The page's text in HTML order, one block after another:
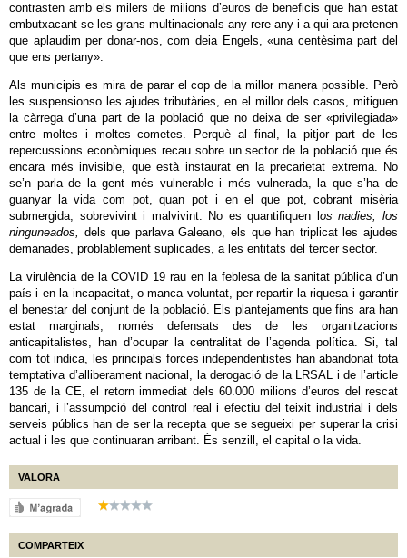
contrasten amb els milers de milions d’euros de beneficis que han estat
embutxacant-se les grans multinacionals any rere any i a qui ara pretenen
que aplaudim per donar-nos, com deia Engels, «una centèsima part del
que ens pertany».
Als municipis es mira de parar el cop de la millor manera possible. Però
les suspensionso les ajudes tributàries, en el millor dels casos, mitiguen
la càrrega d’una part de la població que no deixa de ser «privilegiada»
entre moltes i moltes cometes. Perquè al final, la pitjor part de les
repercussions econòmiques recau sobre un sector de la població que és
encara més invisible, que està instaurat en la precarietat extrema. No
se’n parla de la gent més vulnerable i més vulnerada, la que s’ha de
guanyar la vida com pot, quan pot i en el que pot, cobrant misèria
submergida, sobrevivint i malvivint. No es quantifiquen l os nadies, los
ninguneados, dels que parlava Galeano, els que han triplicat les ajudes
demanades, problablement suplicades, a les entitats del tercer sector.
La virulència de la COVID 19 rau en la feblesa de la sanitat pública d’un
país i en la incapacitat, o manca voluntat, per repartir la riquesa i garantir
el benestar del conjunt de la població. Els plantejaments que fins ara han
estat marginals, només defensats des de les organitzacions
anticapitalistes, han d’ocupar la centralitat de l’agenda política. Si, tal
com tot indica, les principals forces independentistes han abandonat tota
temptativa d’alliberament nacional, la derogació de la LRSAL i de l’article
135 de la CE, el retorn immediat dels 60.000 milions d’euros del rescat
bancari, i l’assumpció del control real i efectiu del teixit industrial i dels
serveis públics han de ser la recepta que se segueixi per superar la crisi
actual i les que continuaran arribant. És senzill, el capital o la vida.
VALORA
COMPARTEIX